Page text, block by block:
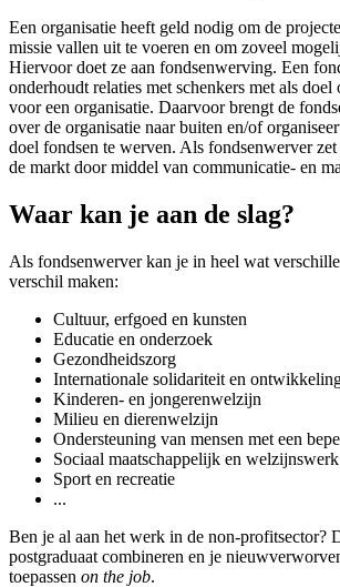
Een organisatie heeft geld nodig om de
missie vallen uit te voeren en om zoveel
Hiervoor doet ze aan fondsenwerving. Een
onderhoudt relaties met schenkers met als doel
voor een organisatie. Daarvoor brengt de
over de organisatie naar buiten en/of
doel fondsen te werven. Als fondsenwerver
de markt door middel van communicatie- en
Waar kan je aan de slag?
Als fondsenwerver kan je in heel wat
verschil maken:
Cultuur, erfgoed en kunsten
Educatie en onderzoek
Gezondheidszorg
Internationale solidariteit en
Kinderen- en jongerenwelzijn
Milieu en dierenwelzijn
Ondersteuning van mensen met een
Sociaal maatschappelijk en welzijnswerk
Sport en recreatie
...
Ben je al aan het werk in de non-profitsector?
postgraduaat combineren en je
toepassen on the job.